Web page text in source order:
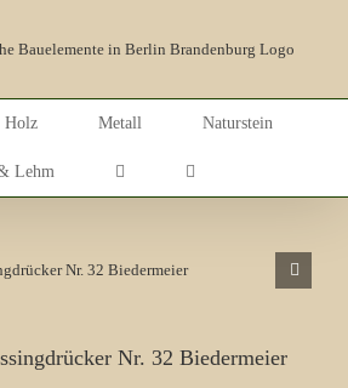
Holz Metall Naturstein
Lehm
Nr. 32 Biedermeier